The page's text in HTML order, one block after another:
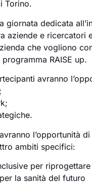
Torino.
giornata dedicata
aziende e ricercatori
che vogliono
RAISE up.
avranno
l’opportunità
ambiti specifici:
per riprogettare
la sanità del futuro